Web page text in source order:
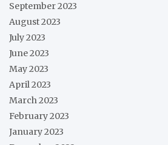
September 2023
August 2023
July 2023
June 2023
May 2023
April 2023
March 2023
February 2023
January 2023